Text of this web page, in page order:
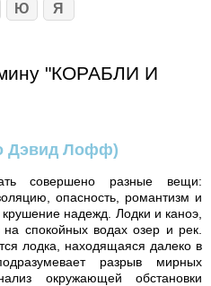
Ю Я
"КОРАБЛИ И
Дэвид Лофф)
совершено разные вещи:
опасность, романтизм и
надежд. Лодки и каноэ,
на спокойных водах озер и рек.
лодка, находящаяся далеко в
разрыв мирных
окружающей обстановки